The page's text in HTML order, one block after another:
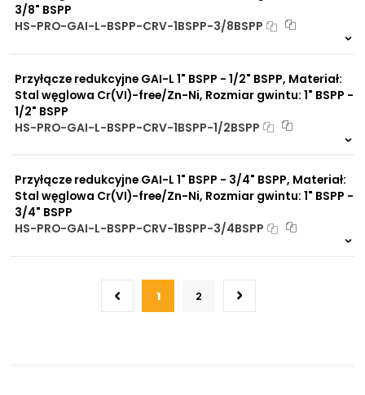
3/8" BSPP
HS-PRO-GAI-L-BSPP-CRV-1BSPP-3/8BSPP
Przyłącze redukcyjne GAI-L 1" BSPP - 1/2" BSPP, Materiał:
Stal węglowa Cr(VI)-free/Zn-Ni, Rozmiar gwintu: 1" BSPP -
1/2" BSPP
HS-PRO-GAI-L-BSPP-CRV-1BSPP-1/2BSPP
Przyłącze redukcyjne GAI-L 1" BSPP - 3/4" BSPP, Materiał:
Stal węglowa Cr(VI)-free/Zn-Ni, Rozmiar gwintu: 1" BSPP -
3/4" BSPP
HS-PRO-GAI-L-BSPP-CRV-1BSPP-3/4BSPP
1 2